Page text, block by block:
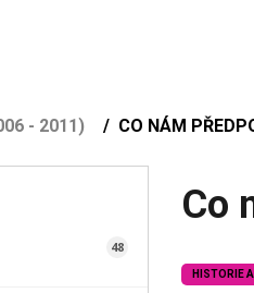
- 2011) CO NÁM
48
Co
HISTORIE